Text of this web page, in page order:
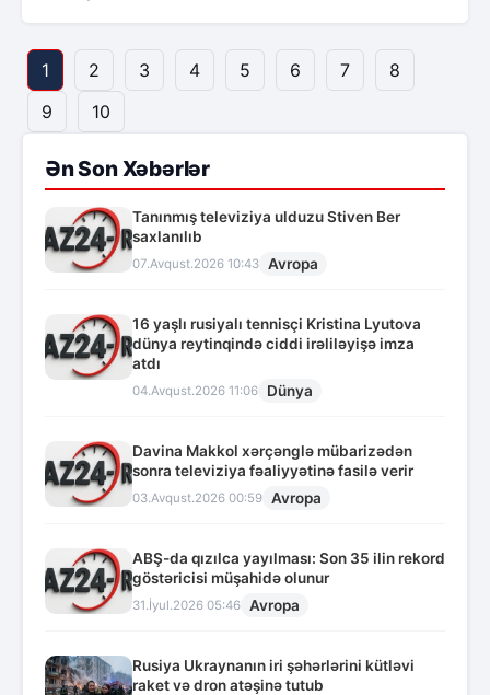
1 2 3 4 5 6 7
8
9
10
Ən Son Xəbərlər
Tanınmış televiziya ulduzu Stiven Ber
saxlanılıb
07.Avqust.2026 10:43 Avropa
16 yaşlı rusiyalı tennisçi Kristina Lyutova
dünya reytinqində ciddi irəliləyişə imza
atdı
04.Avqust.2026 11:06 Dünya
Davina Makkol xərçənglə mübarizədən
sonra televiziya fəaliyyətinə fasilə verir
03.Avqust.2026 00:59 Avropa
ABŞ-da qızılca yayılması: Son 35 ilin rekord
göstəricisi müşahidə olunur
31.İyul.2026 05:46 Avropa
Rusiya Ukraynanın iri şəhərlərini kütləvi
raket və dron atəşinə tutub